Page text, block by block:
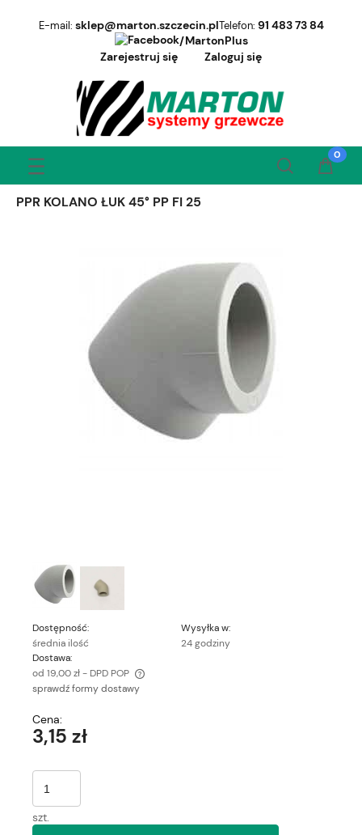
E-mail: sklep@marton.szczecin.plTelefon: 91 483 73 84
/MartonPlus
Zarejestruj się
Zaloguj się
PPR KOLANO ŁUK 45° PP FI 25
Dostępność:
średnia ilość
Wysyłka w:
24 godziny
Dostawa:
od 19,00 zł- DPD POP
Cena nie zawiera ewentualnych kosztów płatności
sprawdź formy dostawy
Cena:
3,15 zł
szt.